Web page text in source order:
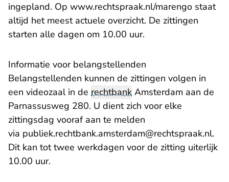
ingepland. Op www.rechtspraak.nl/marengo staat
altijd het meest actuele overzicht. De zittingen
starten alle dagen om 10.00 uur.
Informatie voor belangstellenden
Belangstellenden kunnen de zittingen volgen in
een videozaal in de rechtbank Amsterdam aan de
Parnassusweg 280. U dient zich voor elke
zittingsdag vooraf aan te melden
via publiek.rechtbank.amsterdam@rechtspraak.nl- U
.
Dit kan tot twee werkdagen voor de zitting uiterlijk
10.00 uur.